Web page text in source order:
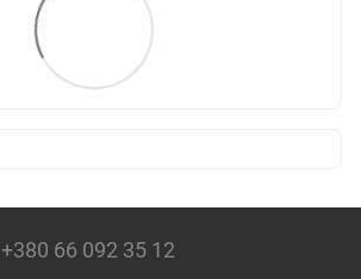
+380 66 092 35 12